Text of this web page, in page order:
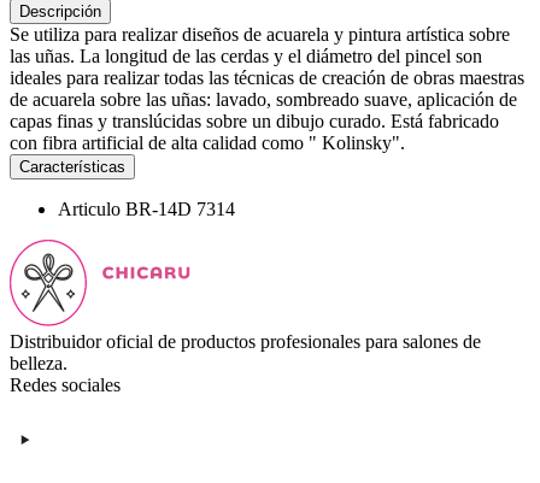
Descripción
Se utiliza para realizar diseños de acuarela y pintura artística sobre
las uñas. La longitud de las cerdas y el diámetro del pincel son
ideales para realizar todas las técnicas de creación de obras maestras
de acuarela sobre las uñas: lavado, sombreado suave, aplicación de
capas finas y translúcidas sobre un dibujo curado. Está fabricado
con fibra artificial de alta calidad como " Kolinsky".
Características
Articulo BR-14D 7314
Distribuidor oficial de productos profesionales para salones de
belleza.
Redes sociales